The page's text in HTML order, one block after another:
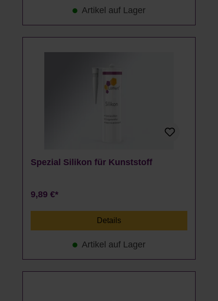
Artikel auf Lager
Spezial Silikon für Kunststoff
9,89 €*
Details
Artikel auf Lager